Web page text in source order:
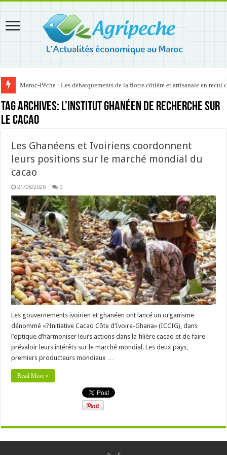
Maroc-Pêche : Les débarquements de la flotte côtière et artisanale en recul
Tag Archives: l’Institut ghanéen de recherche sur
le cacao
Les Ghanéens et Ivoiriens coordonnent
leurs positions sur le marché mondial du
cacao
21/08/2020 0
Les gouvernements ivoirien et ghanéen ont lancé un organisme
dénommé «?Initiative Cacao Côte d’Ivoire-Ghana» (ICCIG), dans
l’optique d’harmoniser leurs actions dans la filière cacao et de faire
prévaloir leurs intérêts sur le marché mondial. Les deux pays,
premiers producteurs mondiaux …
Read More »